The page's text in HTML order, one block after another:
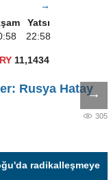
→
Yatsı
22:58
11,1434
→
Rusya Hatay
305
radikalleşmeye